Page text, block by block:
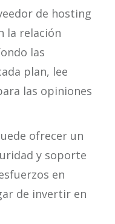
de hosting
la relación
las
plan, lee
las opiniones
ofrecer un
y soporte
en
de invertir en